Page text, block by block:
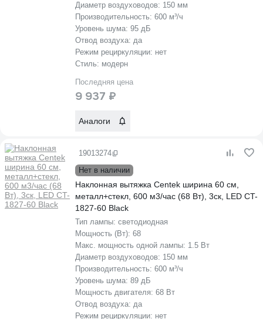
Диаметр воздуховодов: 150 мм
Производительность: 600 м³/ч
Уровень шума: 95 дБ
Отвод воздуха: да
Режим рециркуляции: нет
Стиль: модерн
Последняя цена
9 937 ₽
Аналоги
19013274
Нет в наличии
Наклонная вытяжка Centek ширина 60 см,
металл+стекл, 600 м3/час (68 Вт), 3ск, LED CT-
1827-60 Black
Тип лампы: светодиодная
Мощность (Вт): 68
Макс. мощность одной лампы: 1.5 Вт
Диаметр воздуховодов: 150 мм
Производительность: 600 м³/ч
Уровень шума: 89 дБ
Мощность двигателя: 68 Вт
Отвод воздуха: да
Режим рециркуляции: нет